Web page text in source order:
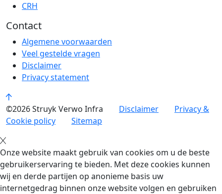
CRH
Contact
Algemene voorwaarden
Veel gestelde vragen
Disclaimer
Privacy statement
©2026 Struyk Verwo Infra Disclaimer
Privacy &
Cookie policy
Sitemap
Onze website maakt gebruik van cookies om u de beste
gebruikerservaring te bieden. Met deze cookies kunnen
wij en derde partijen op anonieme basis uw
internetgedrag binnen onze website volgen en gebruiken